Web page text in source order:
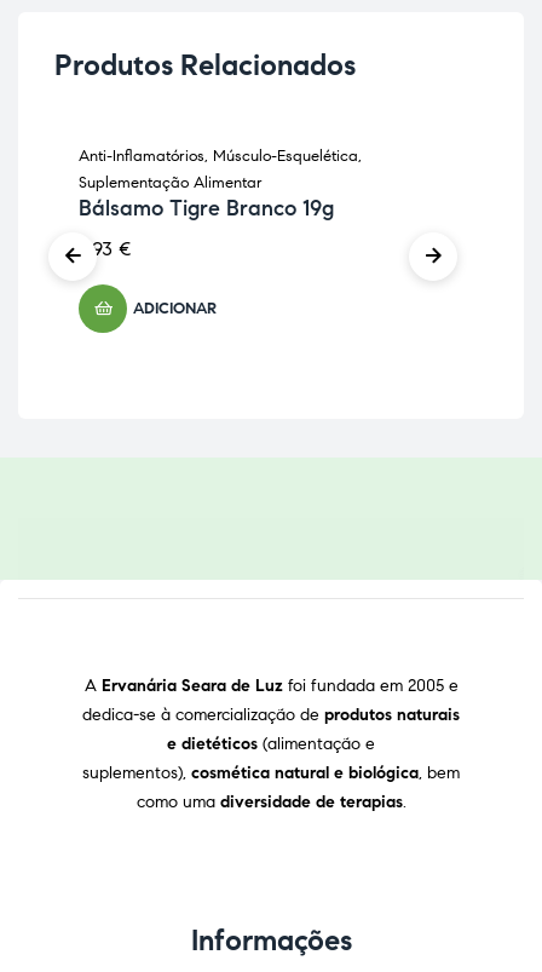
Produtos Relacionados
Anti-Inflamatórios, Músculo-Esquelética,
Suplementação Alimentar
Bálsamo Tigre Branco 19g
8,93 €
ADICIONAR
A Ervanária Seara de Luz foi fundada em 2005 e
dedica-se à comercialização de produtos naturais
e dietéticos (alimentação e
suplementos), cosmética natural e biológica, bem
como uma diversidade de terapias.
Informações